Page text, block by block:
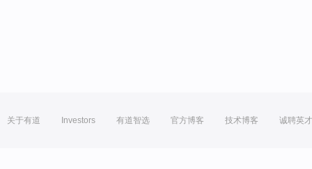
关于有道 Investors 有道智选 官方博客 技术博客 诚聘英才